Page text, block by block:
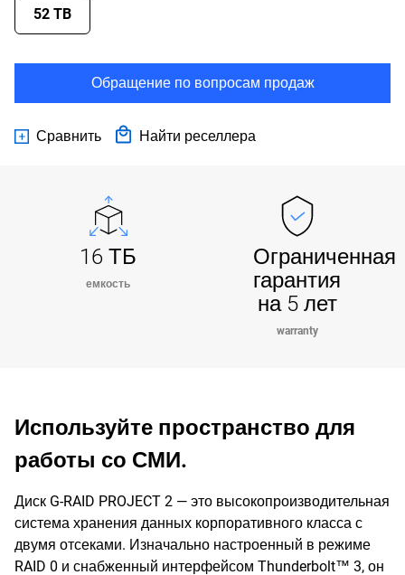
52 TB
Обращение по вопросам продаж
Сравнить Найти реселлера
16 ТБ
емкость
Ограниченная
гарантия
на 5 лет
warranty
Используйте пространство для
работы со СМИ.
Диск G-RAID PROJECT 2 — это высокопроизводительная
система хранения данных корпоративного класса с
двумя отсеками. Изначально настроенный в режиме
RAID 0 и снабженный интерфейсом Thunderbolt™ 3, он